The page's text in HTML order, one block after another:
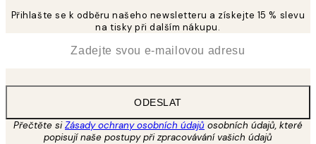
Přihlašte se k odběru našeho newsletteru a získejte 15 % slevu
na tisky při dalším nákupu.
ODESLAT
Přečtěte siZásady ochrany osobních údajů osobních údajů, které
popisují naše postupy při zpracovávání vašich údajů